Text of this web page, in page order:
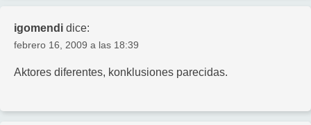
igomendi dice:
febrero 16, 2009 a las 18:39
Aktores diferentes, konklusiones parecidas.